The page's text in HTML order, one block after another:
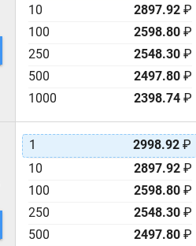
10
2897.92 ₽
100
2598.80 ₽
250
2548.30 ₽
500
2497.80 ₽
1000
2398.74 ₽
1 2998.92 ₽
10
2897.92 ₽
100
2598.80 ₽
250
2548.30 ₽
500
2497.80 ₽